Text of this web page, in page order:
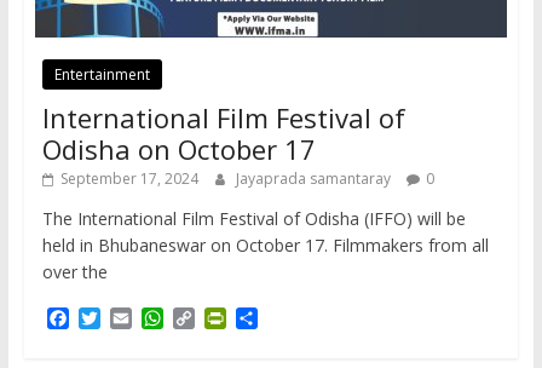
Entertainment
International Film Festival of
Odisha on October 17
September 17, 2024 Jayaprada samantaray 0
The International Film Festival of Odisha (IFFO) will be
held in Bhubaneswar on October 17. Filmmakers from all
over the
F
T
E
W C
P
S